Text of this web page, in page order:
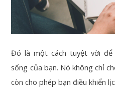
Đó là một cách tuyệt vời
sống của bạn. Nó không chỉ
còn cho phép bạn điều khiển